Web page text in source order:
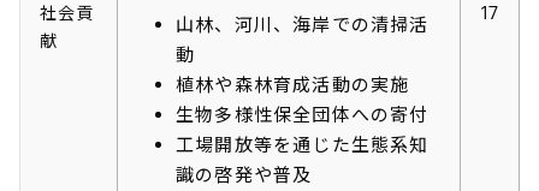
社会貢
献
山林、河川、海岸での清掃活
動
植林や森林育成活動の実施
生物多様性保全団体への寄付
工場開放等を通じた生態系知
識の啓発や普及
17